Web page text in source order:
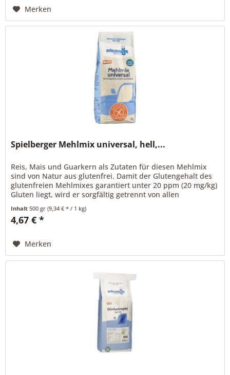
Merken
Spielberger Mehlmix universal, hell,...
Reis, Mais und Guarkern als Zutaten für diesen Mehlmix
sind von Natur aus glutenfrei. Damit der Glutengehalt des
glutenfreien Mehlmixes garantiert unter 20 ppm (20 mg/kg)
Gluten liegt, wird er sorgfältig getrennt von allen
Inhalt500 gr(9,34 € * / 1 kg)
4,67 € *
Merken